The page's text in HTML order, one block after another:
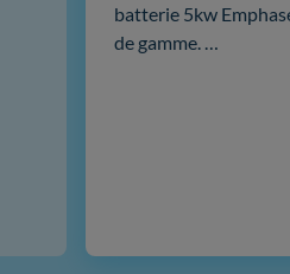
batterie 5kw
de gamme. …